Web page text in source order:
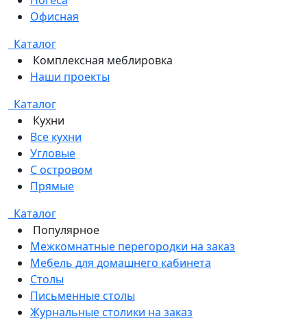
Офисная
Каталог
Комплексная меблировка
Наши проекты
Каталог
Кухни
Все кухни
Угловые
С островом
Прямые
Каталог
Популярное
Межкомнатные перегородки на заказ
Мебель для домашнего кабинета
Столы
Письменные столы
Журнальные столики на заказ